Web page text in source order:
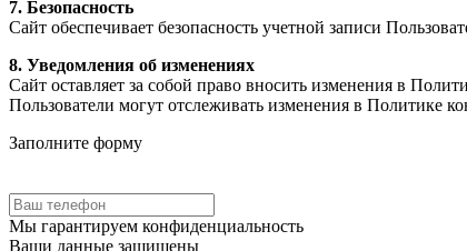
7. Безопасность
Сайт обеспечивает безопасность учетной записи
8. Уведомления об изменениях
Сайт оставляет за собой право вносить изменения в Политику конфиденциальности без
Пользователи могут отслеживать
Заполните форму
Мы гарантируем конфиденциальность
Ваши данные защищены